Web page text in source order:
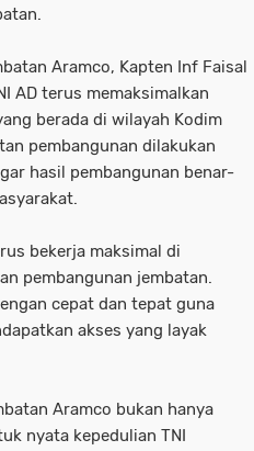
Aramco, Kapten Inf Faisal
AD terus memaksimalkan
berada di wilayah Kodim
pembangunan dilakukan
hasil pembangunan benar-
bekerja maksimal di
pembangunan jembatan.
cepat dan tepat guna
akses yang layak
Aramco bukan hanya
nyata kepedulian TNI